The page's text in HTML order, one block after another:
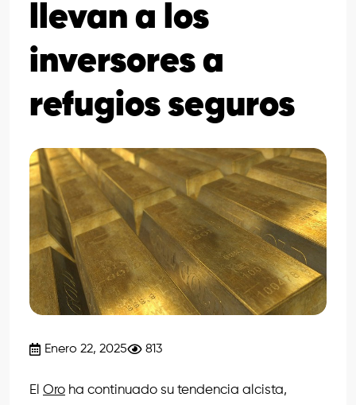
llevan a los
inversores a
refugios seguros
Enero 22, 2025 813
El Oro ha continuado su tendencia alcista,